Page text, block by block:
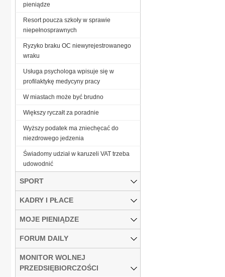
pieniądze
Resort poucza szkoły w sprawie
niepełnosprawnych
Ryzyko braku OC niewyrejestrowanego
wraku
Usługa psychologa wpisuje się w
profilaktykę medycyny pracy
W miastach może być brudno
Większy ryczałt za poradnie
Wyższy podatek ma zniechęcać do
niezdrowego jedzenia
Świadomy udział w karuzeli VAT trzeba
udowodnić
SPORT
KADRY I PŁACE
MOJE PIENIĄDZE
FORUM DAILY
MONITOR WOLNEJ
PRZEDSIĘBIORCZOŚCI